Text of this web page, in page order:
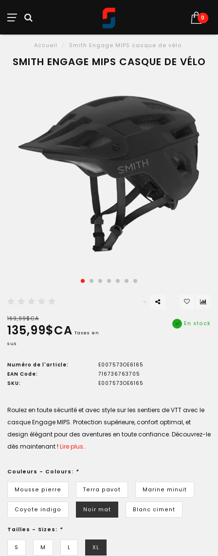
0
Accueil Smith Engage MIPS casque de vélo
SMITH ENGAGE MIPS CASQUE DE VÉLO
169,99$CA
135,99$CA Taxes en
sus
En stock
Numéro de l'article:
E007573OE6165
EAN Code:
716736763705
SKU:
E007573OE6165
Roulez en toute sécurité et avec style sur les sentiers de VTT avec le
casque Engage MIPS. Protection supérieure, confort optimal, et
design élégant pour des aventures en toute confiance. Découvrez-le
dès maintenant ! Lire plus..
Couleurs - Colours: *
Mousse pierre Terra pavot Marine minuit
Coyote indigo Noir mat Blanc ciment
Tailles - Sizes: *
S M L XL